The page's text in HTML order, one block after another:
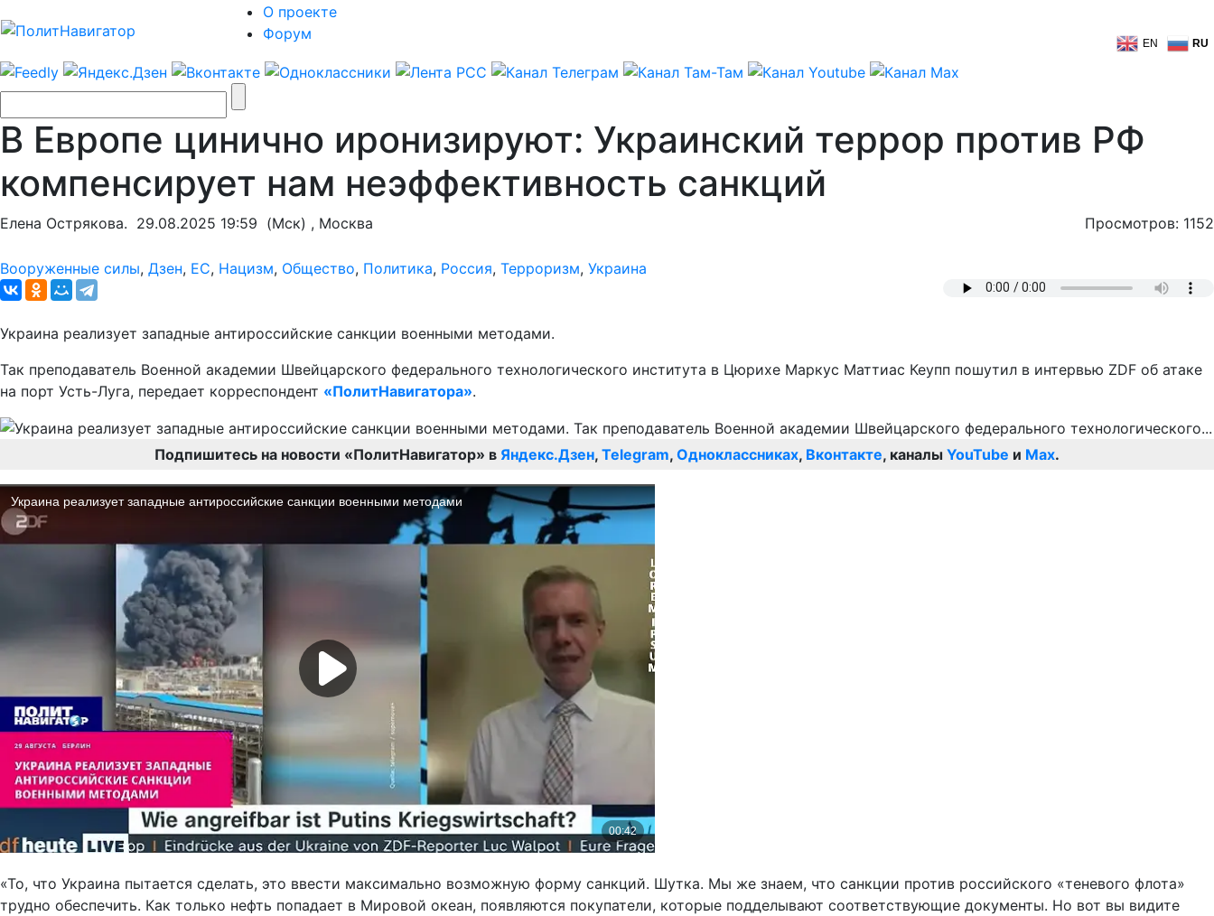
О проекте
Форум
EN RU
В Европе цинично иронизируют: Украинский террор против РФ
компенсирует нам неэффективность санкций
Елена Острякова. 29.08.2025 19:59 (Мск) , Москва Просмотров: 1152
Вооруженные силы, Дзен, ЕС, Нацизм, Общество, Политика, Россия, Терроризм, Украина
Украина реализует западные антироссийские санкции военными методами.
Так преподаватель Военной академии Швейцарского федерального технологического института в Цюрихе Маркус Маттиас Кеупп пошутил в интервью ZDF об атаке
на порт Усть-Луга, передает корреспондент «ПолитНавигатора».
Подпишитесь на новости «ПолитНавигатор» в Яндекс.Дзен, Telegram, Одноклассниках, Вконтакте, каналы YouTube и Max.
«То, что Украина пытается сделать, это ввести максимально возможную форму санкций. Шутка. Мы же знаем, что санкции против российского «теневого флота»
трудно обеспечить. Как только нефть попадает в Мировой океан, появляются покупатели, которые подделывают соответствующие документы. Но вот вы видите